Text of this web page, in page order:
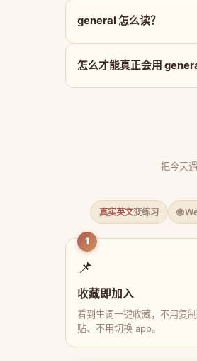
general 怎么读？
怎么才能真正会用
把今天
真实英文变练习 🌐
1
📌
收藏即加入
看到生词一键收藏，不用复
贴、不用切换 app。